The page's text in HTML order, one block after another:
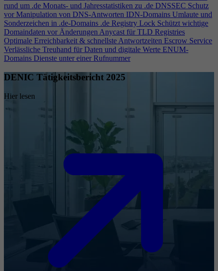
rund um .de Monats- und Jahresstatistiken zu .de DNSSEC Schutz
vor Manipulation von DNS-Antworten IDN-Domains Umlaute und
Sonderzeichen in .de-Domains .de Registry Lock Schützt wichtige
Domaindaten vor ÄnderungenAnycast für TLD Registries
Optimale Erreichbarkeit & schnellste Antwortzeiten Escrow Service
Verlässliche Treuhand für Daten und digitale Werte ENUM-
Domains Dienste unter einer Rufnummer
DENIC Tätigkeitsbericht 2025
Hier lesen